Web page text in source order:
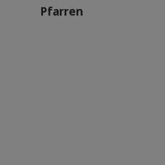
Pfarren